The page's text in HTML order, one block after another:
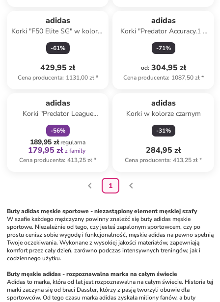
adidas
Korki "F50 Elite SG" w kolorze
niebieskim
-61%
429,95 zł
Cena producenta: 1131,00 zł*
adidas
Korki "Predator Accuracy.1 L
FG" w kolorze
pomarańczowo-czarnym
-71%
od: 304,95 zł
Cena producenta: 1087,50 zł*
adidas
Korki "Predator League
FG/MG" w kolorze czarno-
szaro-czerwonym
-56%
189,95 złregularna
179,95 zł z family
Cena producenta: 413,25 zł*
adidas
Korki w kolorze czarnym
-31%
284,95 zł
Cena producenta: 413,25 zł*
1
Buty adidas męskie sportowe - niezastąpiony element męskiej szafy
W szafie każdego mężczyzny powinny znaleźć się buty adidas męskie
sportowe. Niezależnie od tego, czy jesteś zapalonym sportowcem, czy po
prostu cenisz sobie wygodę i funkcjonalność, męskie adidas na pewno spełnią
Twoje oczekiwania. Wykonane z wysokiej jakości materiałów, zapewniają
komfort przez cały dzień, zarówno podczas intensywnych treningów, jak i
codziennego użytku.
Buty męskie adidas - rozpoznawalna marka na całym świecie
Adidas to marka, która od lat jest rozpoznawalna na całym świecie. Historia tej
marki zaczyna się od braci Dassler, którzy z pasją tworzyli obuwie dla
sportowców. Od tego czasu marka adidas zyskała miliony fanów, a buty